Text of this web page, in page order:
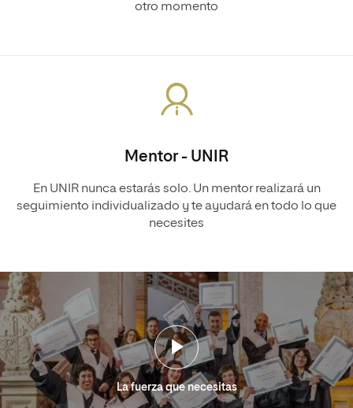
otro momento
Mentor - UNIR
En UNIR nunca estarás solo. Un mentor realizará un
seguimiento individualizado y te ayudará en todo lo que
necesites
La fuerza que necesitas